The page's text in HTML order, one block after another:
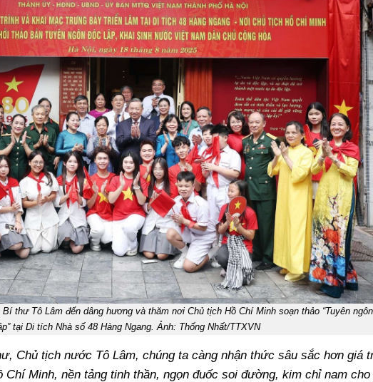
thư Tô Lâm đến dâng hương và thăm nơi Chủ tịch Hồ Chí Minh soạn thảo “Tuyên ngôn
tại Di tích Nhà số 48 Hàng Ngang. Ảnh: Thống Nhất/TTXVN
Chủ tịch nước Tô Lâm, chúng ta càng nhận thức sâu sắc hơn giá
Minh, nền tảng tinh thần, ngọn đuốc soi đường, kim chỉ nam cho